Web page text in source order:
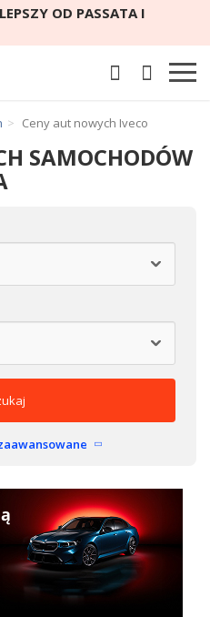
LEPSZY OD PASSATA I
Ceny aut nowych Iveco
SAMOCHODÓW